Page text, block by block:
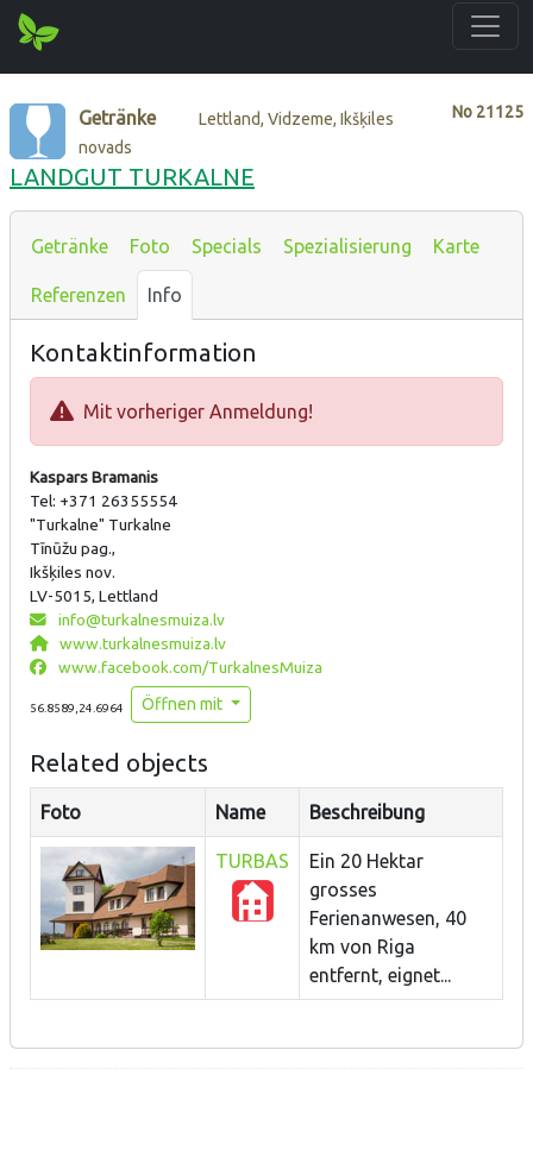
No 21125
Getränke
Lettland, Vidzeme, Ikšķiles
novads
LANDGUT TURKALNE
Getränke Foto Specials Spezialisierung Karte
Referenzen Info
Kontaktinformation
Mit vorheriger Anmeldung!
Kaspars Bramanis
Tel: +371 26355554
"Turkalne" Turkalne
Tīnūžu pag.,
Ikšķiles nov.
LV-5015, Lettland
info@turkalnesmuiza.lv
www.turkalnesmuiza.lv
www.facebook.com/TurkalnesMuiza
56.8589,24.6964 Öffnen mit
Related objects
Foto Name Beschreibung
TURBAS
Ein 20 Hektar
grosses
Ferienanwesen, 40
km von Riga
entfernt, eignet...